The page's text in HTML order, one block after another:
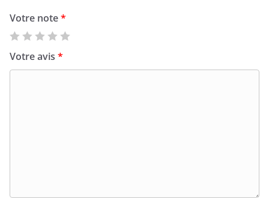
Votre note*
Votre avis *